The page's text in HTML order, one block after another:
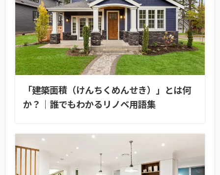
「建築面積（けんちくめんせき）」とは何
か？｜誰でもわかるリノベ用語集